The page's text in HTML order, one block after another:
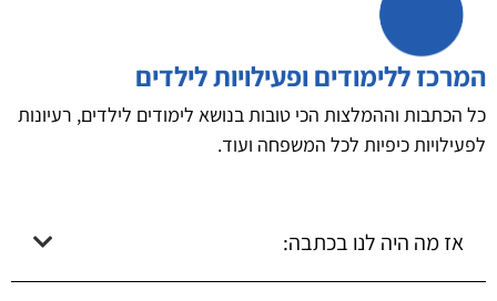
המרכז ללימודים ופעילויות לילדים
כל הכתבות וההמלצות הכי טובות בנושא לימודים לילדים, רעיונות
לפעילויות כיפיות לכל המשפחה ועוד.
אז מה היה לנו בכתבה: